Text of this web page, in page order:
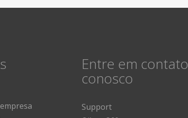
Entre em contato
conosco
Support